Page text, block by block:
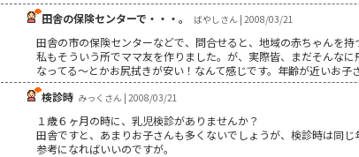
田舎の保険センターで・・・。
ばやしさん | 2008/03/21
田舎の市の保険センターなどで、問合せると、地域の赤ちゃんを
私もそういう所でママ友を作りました。が、実際皆、まだそんな
なってる～とかお尻拭きが安い！なんて感じです。年齢が近いお
検診時 みっくさん | 2008/03/21
１歳６ヶ月の時に、乳児検診がありませんか？
田舎ですと、あまりお子さんも多くないでしょうが、検診時は同
参考になればいいのですが。